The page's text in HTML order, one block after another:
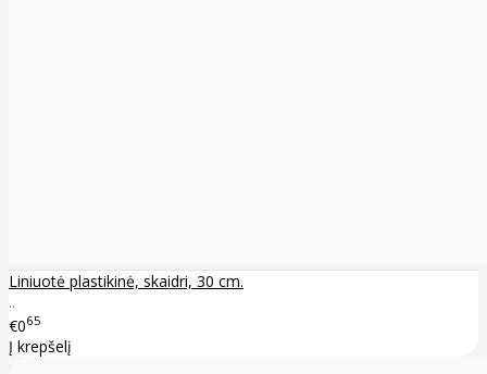
Liniuotė plastikinė, skaidri, 30 cm.
..
€065
Į krepšelį